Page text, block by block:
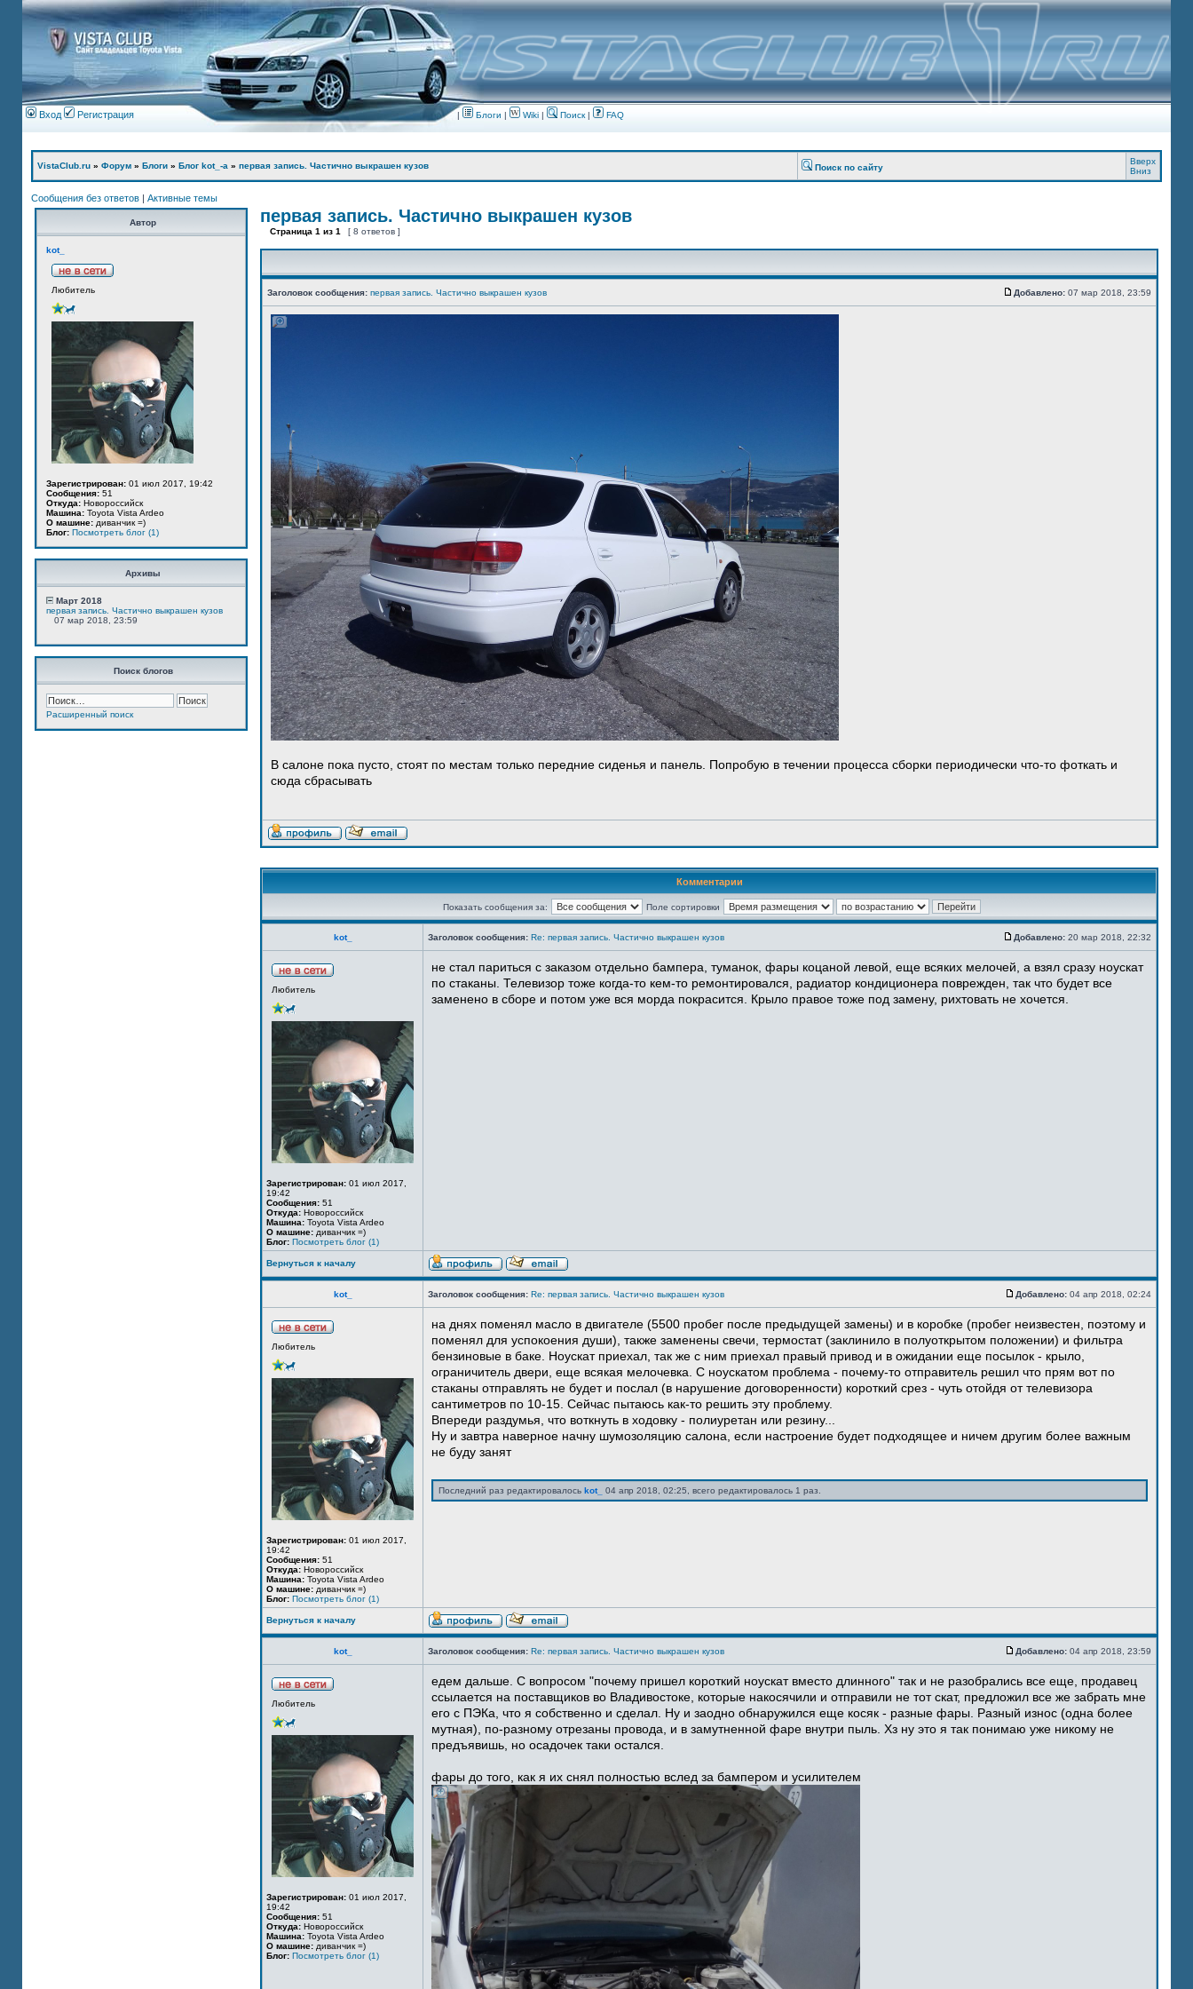
Вход Регистрация | Блоги | Wiki | Поиск| FAQ
VistaClub.ru » Форум » Блоги » Блог kot_-а » первая запись. Частично выкрашен кузов Поиск по сайту
Вверх
Вниз
Сообщения без ответов | Активные темы
Автор
kot_
Любитель
Зарегистрирован: 01 июл 2017, 19:42
Сообщения: 51
Откуда: Новороссийск
Машина: Toyota Vista Ardeo
О машине: диванчик =)
Блог: Посмотреть блог (1)
Архивы
Март 2018
первая запись. Частично выкрашен кузов
07 мар 2018, 23:59
Поиск блогов
Расширенный поиск
первая запись. Частично выкрашен кузов
Страница 1 из 1 [ 8 ответов ]
Заголовок сообщения: первая запись. Частично выкрашен кузов Добавлено: 07 мар 2018, 23:59
В салоне пока пусто, стоят по местам только передние сиденья и панель. Попробую в течении процесса сборки периодически что-то фоткать и
сюда сбрасывать
Комментарии
Показать сообщения за: Поле сортировки
kot_ Заголовок сообщения: Re: первая запись. Частично выкрашен кузов Добавлено: 20 мар 2018, 22:32
Любитель
Зарегистрирован: 01 июл 2017,
19:42
Сообщения: 51
Откуда: Новороссийск
Машина: Toyota Vista Ardeo
О машине: диванчик =)
Блог: Посмотреть блог (1)
не стал париться с заказом отдельно бампера, туманок, фары коцаной левой, еще всяких мелочей, а взял сразу ноускат
по стаканы. Телевизор тоже когда-то кем-то ремонтировался, радиатор кондиционера поврежден, так что будет все
заменено в сборе и потом уже вся морда покрасится. Крыло правое тоже под замену, рихтовать не хочется.
Вернуться к началу
kot_ Заголовок сообщения: Re: первая запись. Частично выкрашен кузов Добавлено: 04 апр 2018, 02:24
Любитель
Зарегистрирован: 01 июл 2017,
19:42
Сообщения: 51
Откуда: Новороссийск
Машина: Toyota Vista Ardeo
О машине: диванчик =)
Блог: Посмотреть блог (1)
на днях поменял масло в двигателе (5500 пробег после предыдущей замены) и в коробке (пробег неизвестен, поэтому и
поменял для успокоения души), также заменены свечи, термостат (заклинило в полуоткрытом положении) и фильтра
бензиновые в баке. Ноускат приехал, так же с ним приехал правый привод и в ожидании еще посылок - крыло,
ограничитель двери, еще всякая мелочевка. С ноускатом проблема - почему-то отправитель решил что прям вот по
стаканы отправлять не будет и послал (в нарушение договоренности) короткий срез - чуть отойдя от телевизора
сантиметров по 10-15. Сейчас пытаюсь как-то решить эту проблему.
Впереди раздумья, что воткнуть в ходовку - полиуретан или резину...
Ну и завтра наверное начну шумозоляцию салона, если настроение будет подходящее и ничем другим более важным
не буду занят
Последний раз редактировалось kot_ 04 апр 2018, 02:25, всего редактировалось 1 раз.
Вернуться к началу
kot_ Заголовок сообщения: Re: первая запись. Частично выкрашен кузов Добавлено: 04 апр 2018, 23:59
Любитель
Зарегистрирован: 01 июл 2017,
19:42
Сообщения: 51
Откуда: Новороссийск
Машина: Toyota Vista Ardeo
О машине: диванчик =)
Блог: Посмотреть блог (1)
едем дальше. С вопросом "почему пришел короткий ноускат вместо длинного" так и не разобрались все еще, продавец
ссылается на поставщиков во Владивостоке, которые накосячили и отправили не тот скат, предложил все же забрать мне
его с ПЭКа, что я собственно и сделал. Ну и заодно обнаружился еще косяк - разные фары. Разный износ (одна более
мутная), по-разному отрезаны провода, и в замутненной фаре внутри пыль. Хз ну это я так понимаю уже никому не
предъявишь, но осадочек таки остался.
фары до того, как я их снял полностью вслед за бампером и усилителем